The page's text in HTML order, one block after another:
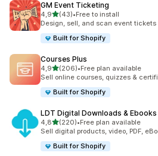
GM Event Ticketing
4,95 yıldız üzerinden
(43)
toplam 43 değerlendirme
•Free to install
Design, sell, and scan event tickets
Built for Shopify
Courses Plus
4,95 yıldız üzerinden
(206)
toplam 206 değerlendirme
•Free plan available
Sell online courses, quizzes &
Built for Shopify
LDT Digital Downloads & Ebooks
4,85 yıldız üzerinden
(220)
toplam 220 değerlendirme
•Free plan available
Sell digital products, video, PDF,
Built for Shopify